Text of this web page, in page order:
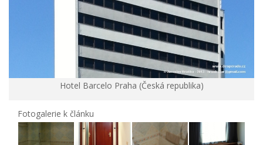
Hotel Barcelo Praha (Česká republika)
Fotogalerie k článku